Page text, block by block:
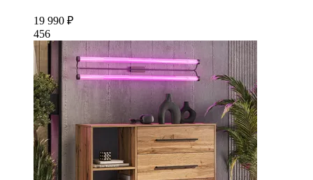
19 990 ₽
456